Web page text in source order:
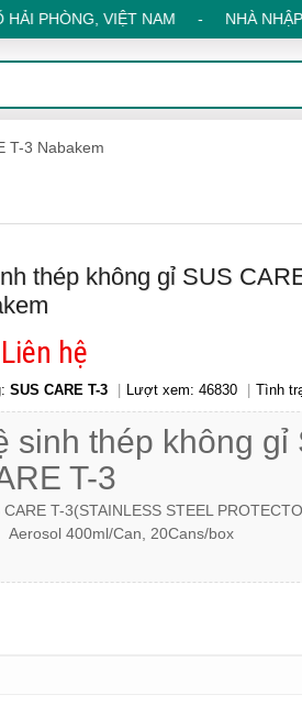
PHÒNG, VIỆT NAM - NHÀ
T-3 Nabakem
thép không gỉ SUS
hệ
SUS CARE T-3 Lượt xem: 46830 Tình
sinh thép không gỉ
T-3
CARE T-3(STAINLESS STEEL
400ml/Can, 20Cans/box